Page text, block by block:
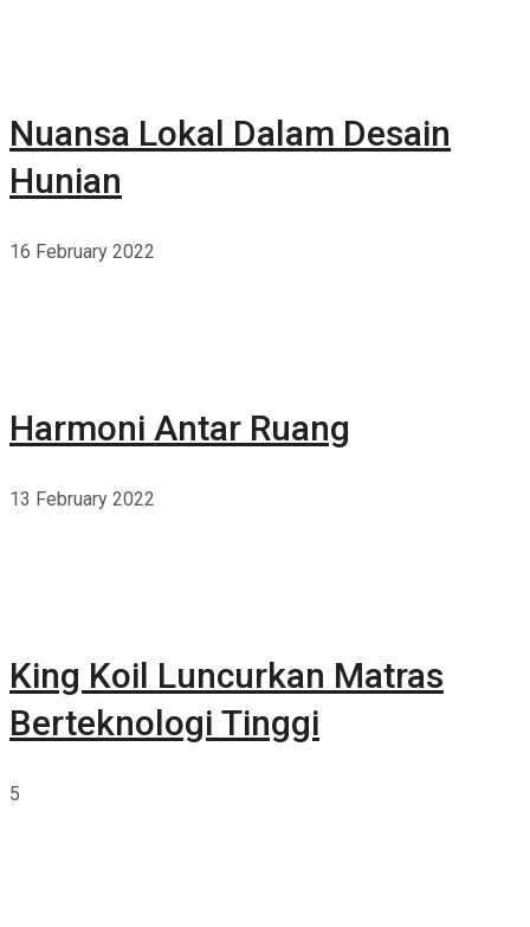
Nuansa Lokal Dalam Desain
Hunian
16 February 2022
Harmoni Antar Ruang
13 February 2022
King Koil Luncurkan Matras
Berteknologi Tinggi
5